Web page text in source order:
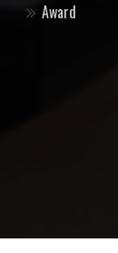
Award